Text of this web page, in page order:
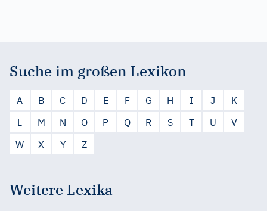
Suche im großen Lexikon
A B C D E F G H I J
K
L
M N O P Q R S T U
V
W
X Y Z
Weitere Lexika